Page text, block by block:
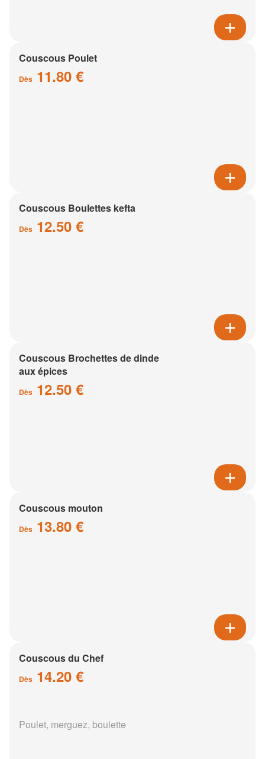
Couscous Poulet
Dès 11.80 €
Couscous Boulettes kefta
Dès 12.50 €
Couscous Brochettes de dinde
aux épices
Dès 12.50 €
Couscous mouton
Dès 13.80 €
Couscous du Chef
Dès 14.20 €
Poulet, merguez, boulette